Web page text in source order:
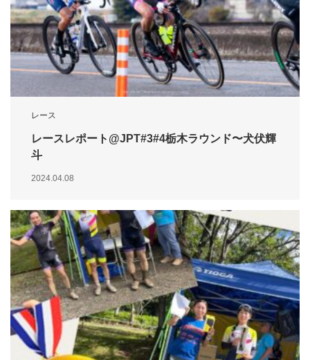
レース
レースレポート@JPT#3#4栃木ラウンド〜犬伏輝
斗
2024.04.08